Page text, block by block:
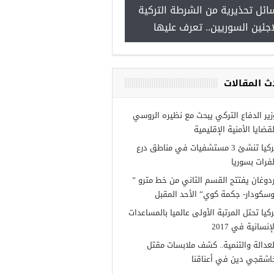
تحذيرية من الشرطة التركية
السوريين.. تعرف عليها
المقالات
الدفاع التركي يبحث مع نظيره الروسي
الأمنية الإقليمية
تركيا تنشئ 3 مستشفيات في مناطق درع
بسوريا
يفتتح القسم الثاني من خط مترو ”
جكمة كوي” الأحد المقبل
تحتل المرتبة الأولى عالميا بالمساعدات
في 2017
والتنمية.. كشف ملابسات مقتل
دين في أعناقنا